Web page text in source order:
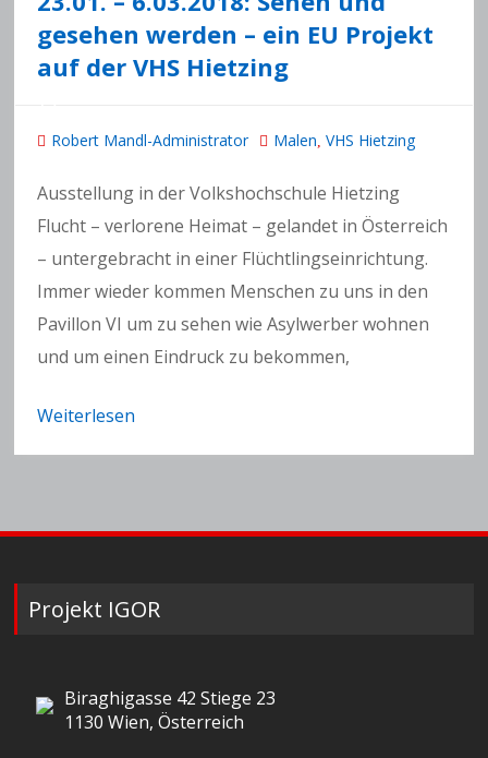
gesehen werden – ein EU Projekt
auf der VHS Hietzing
Robert Mandl-Administrator Malen ,VHS Hietzing
Ausstellung in der Volkshochschule Hietzing
Flucht – verlorene Heimat – gelandet in Österreich
– untergebracht in einer Flüchtlingseinrichtung.
Immer wieder kommen Menschen zu uns in den
Pavillon VI um zu sehen wie Asylwerber wohnen
und um einen Eindruck zu bekommen,
Weiterlesen
Projekt IGOR
Biraghigasse 42 Stiege 23
1130 Wien, Österreich